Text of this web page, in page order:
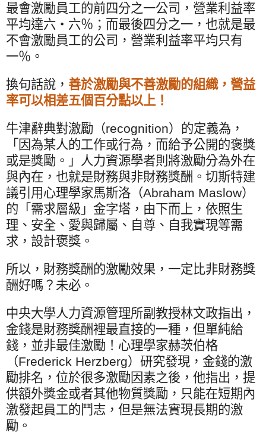
最會激勵員工的前四分之一公司，營業利益率
平均達六‧六％；而最後四分之一，也就是最
不會激勵員工的公司，營業利益率平均只有
一％。
換句話說， 善於激勵與不善激勵的組織，營益
率可以相差五個百分點以上！
牛津辭典對激勵（recognition）的定義為，
「因為某人的工作或行為，而給予公開的褒獎
或是獎勵。」人力資源學者則將激勵分為外在
與內在，也就是財務與非財務獎酬。切斯特建
議引用心理學家馬斯洛（Abraham Maslow）
的「需求層級」金字塔，由下而上，依照生
理、安全、愛與歸屬、自尊、自我實現等需
求，設計褒獎。
所以，財務獎酬的激勵效果，一定比非財務獎
酬好嗎？未必。
中央大學人力資源管理所副教授林文政指出，
金錢是財務獎酬裡最直接的一種，但單純給
錢，並非最佳激勵！心理學家赫茨伯格
（Frederick Herzberg）研究發現，金錢的激
勵排名，位於很多激勵因素之後，他指出，提
供額外獎金或者其他物質獎勵，只能在短期內
激發起員工的鬥志，但是無法實現長期的激
勵。